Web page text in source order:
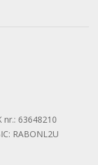
63648210
RABONL2U